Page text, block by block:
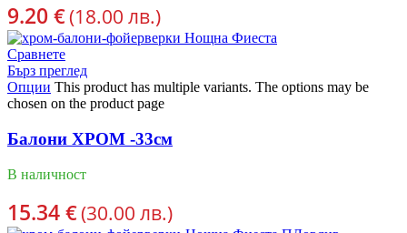
9.20 €(18.00 лв.)
Сравнете
Бърз преглед
Опции This product has multiple variants. The options may be
chosen on the product page
Балони ХРОМ -33см
В наличност
15.34 €(30.00 лв.)